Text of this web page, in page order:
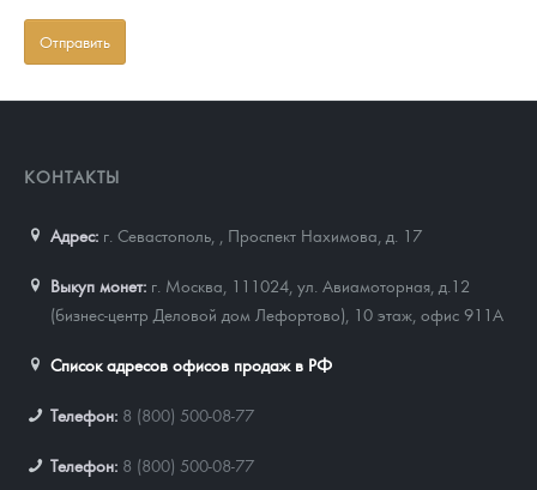
КОНТАКТЫ
Адрес: г. Севастополь, Проспект Нахимова, д. 17
Выкуп монет: г. Москва, 111024, ул. Авиамоторная, д.12
(бизнес-центр Деловой дом Лефортово), 10 этаж, офис 911А
Список адресов офисов продаж в РФ
Телефон: 8 (800) 500-08-77
Телефон: 8 (800) 500-08-77